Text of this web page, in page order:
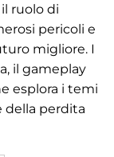
ruolo di
pericoli e
migliore. I
il gameplay
esplora i temi
della perdita